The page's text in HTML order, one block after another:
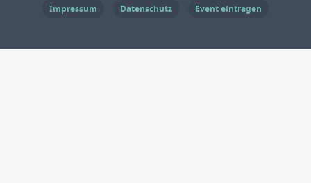
Impressum Datenschutz Event eintragen